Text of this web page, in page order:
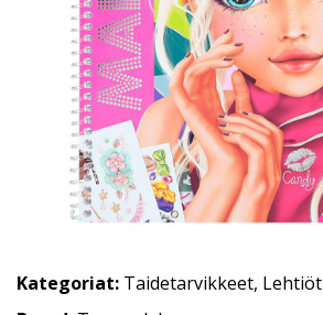
Kategoriat: Taidetarvikkeet, Lehtiöt